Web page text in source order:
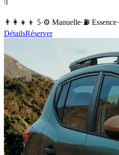
👨‍👩‍👧‍👦 5·⚙️ Manuelle·⛽️ Essence·
DétailsRéserver